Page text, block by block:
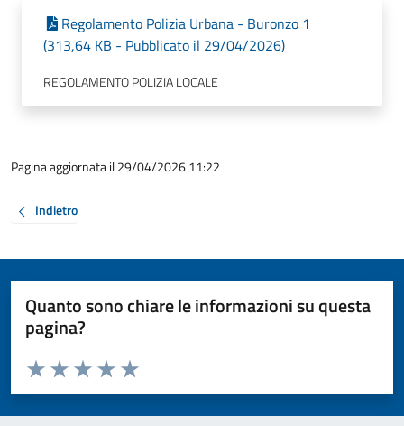
Regolamento Polizia Urbana - Buronzo 1
(313,64 KB - Pubblicato il 29/04/2026)
REGOLAMENTO POLIZIA LOCALE
Pagina aggiornata il 29/04/2026 11:22
Indietro
Quanto sono chiare le informazioni su questa
pagina?
Valuta da 1 a 5 stelle la pagina
Valuta 5 stelle su 5
Valuta 4 stelle su 5
Valuta 3 stelle su 5
Valuta 2 stelle su 5
Valuta 1 stelle su 5